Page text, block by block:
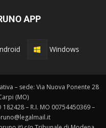
APP
Windows
– sede: Via Nuova Ponente 28
(MO)
182428 – R.I. MO 00754450369 –